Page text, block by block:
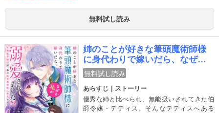
た!!
無料試し読み
姉のことが好きな筆頭魔術師様
に身代わりで嫁いだら、なぜか
私が溺愛されました！？ ～無能
令嬢は国一番の結界魔術師に開
花する～(コミック)
無料試し読み
あらすじ｜ストーリー
優秀な姉と比べられ、無能扱いされてきた伯
爵令嬢・テティス。そんなテティスへある